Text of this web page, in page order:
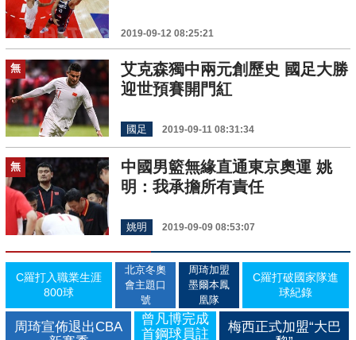
2019-09-12 08:25:21
無
艾克森獨中兩元創歷史 國足大勝
迎世預賽開門紅
國足 2019-09-11 08:31:34
無
中國男籃無緣直通東京奧運 姚
明：我承擔所有責任
姚明 2019-09-09 08:53:07
C羅打入職業生涯
800球
北京冬奧
會主題口
號
周琦加盟
墨爾本鳳
凰隊
C羅打破國家隊進
球紀錄
周琦宣佈退出CBA
曾凡博完成
首鋼球員註
梅西正式加盟“大巴